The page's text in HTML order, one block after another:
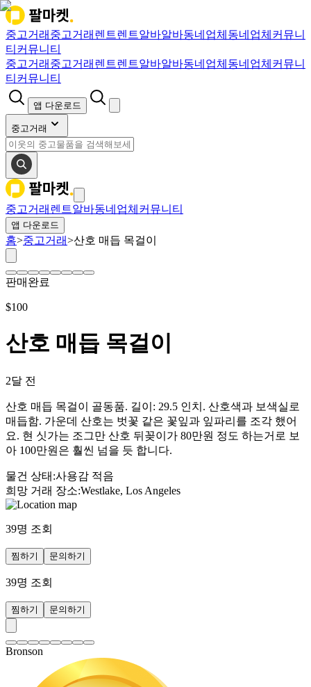
중고거래 중고거래 렌트렌트알바알바동네업체 동네업체 커뮤니
티 커뮤니티
중고거래 중고거래 렌트렌트알바알바동네업체 동네업체 커뮤니
티 커뮤니티
앱 다운로드
중고거래
중고거래 렌트알바동네업체 커뮤니티
앱 다운로드
홈>중고거래>산호 매듭 목걸이
판매완료
$100
산호 매듭 목걸이
2달 전
산호 매듭 목걸이 골동품. 길이: 29.5 인치. 산호색과 보색실로
매듭함. 가운데 산호는 벗꽃 같은 꽃잎과 잎파리를 조각 했어
요. 현 싯가는 조그만 산호 뒤꽂이가 80만원 정도 하는거로 보
아 100만원은 훨씬 넘을 듯 합니다.
물건 상태 :사용감 적음
희망 거래 장소:Westlake, Los Angeles
39명 조회
찜하기 문의하기
39명 조회
찜하기 문의하기
Bronson